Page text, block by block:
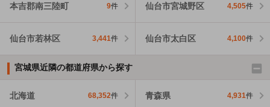
本吉郡南三陸町 9件 仙台市宮城野区 4,505件
仙台市若林区 3,441件 仙台市太白区 4,100件
宮城県近隣の都道府県から探す
北海道 68,352件 青森県 4,931件